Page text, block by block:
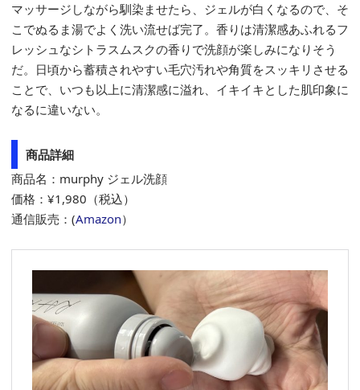
マッサージしながら馴染ませたら、ジェルが白くなるので、そ
こでぬるま湯でよく洗い流せば完了。香りは清潔感あふれるフ
レッシュなシトラスムスクの香りで洗顔が楽しみになりそう
だ。日頃から蓄積されやすい毛穴汚れや角質をスッキリさせる
ことで、いつも以上に清潔感に溢れ、イキイキとした肌印象に
なるに違いない。
商品詳細
商品名：murphy ジェル洗顔
価格：¥1,980（税込）
通信販売：(Amazon）